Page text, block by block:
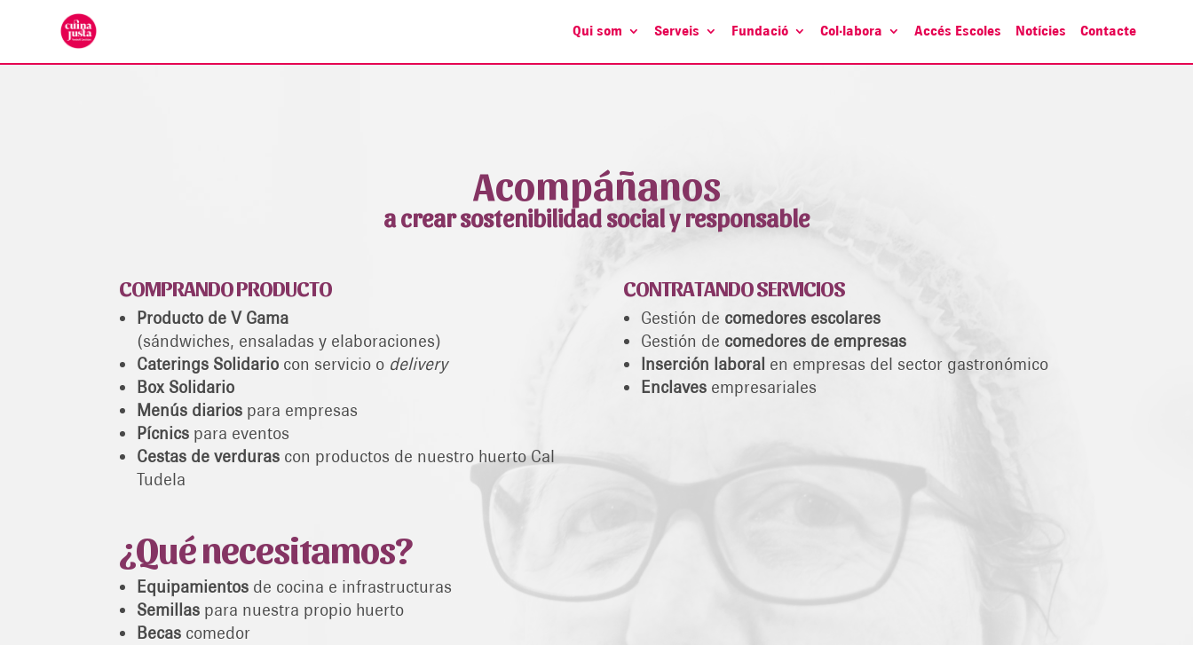
Qui som Serveis Fundació Col·labora Accés Escoles Notícies Contacte
Acompáñanos
a crear sostenibilidad social y responsable
COMPRANDO PRODUCTO
Producto de V Gama
(sándwiches, ensaladas y elaboraciones)
Caterings Solidario con servicio o delivery
Box Solidario
Menús diarios para empresas
Pícnics para eventos
Cestas de verduras con productos de nuestro huerto Cal
Tudela
CONTRATANDO SERVICIOS
Gestión de comedores escolares
Gestión de comedores de empresas
Inserción laboral en empresas del sector gastronómico
Enclavesempresariales
¿Qué necesitamos?
Equipamientos de cocina e infrastructuras
Semillas para nuestra propio huerto
Becas comedor